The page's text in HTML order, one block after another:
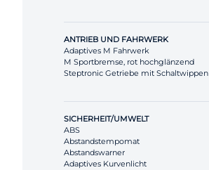
ANTRIEB UND FAHRWERK
Adaptives M Fahrwerk
M Sportbremse, rot hochglänzend
Steptronic Getriebe mit Schaltwippen
SICHERHEIT/UMWELT
ABS
Abstandstempomat
Abstandswarner
Adaptives Kurvenlicht